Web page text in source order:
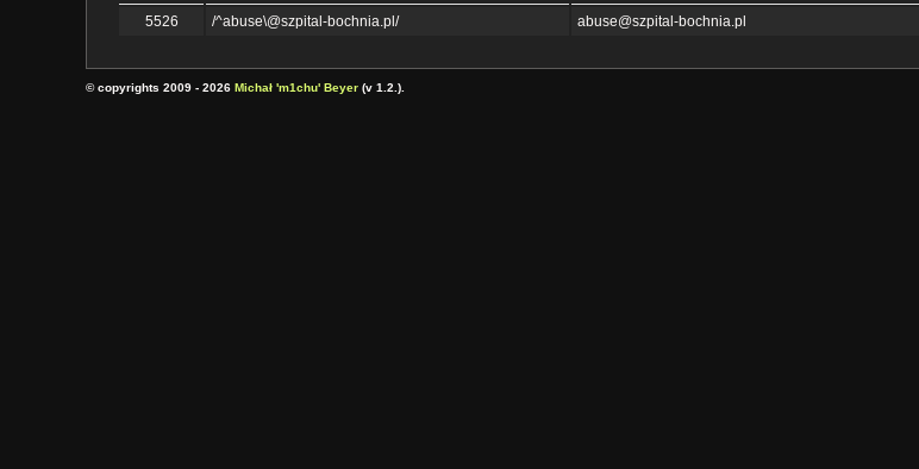
5526
/^abuse\@szpital-bochnia.pl/ abuse@szpital-bochnia.pl
© copyrights 2009 - 2026 Michał 'm1chu' Beyer (v 1.2.).